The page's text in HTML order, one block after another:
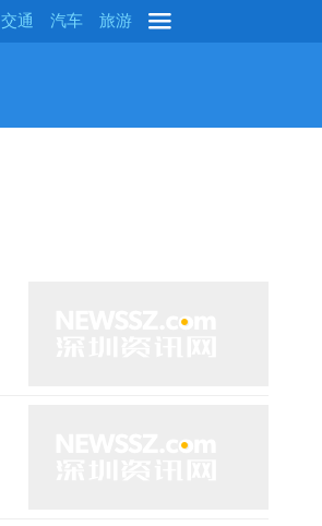
交通 汽车 旅游